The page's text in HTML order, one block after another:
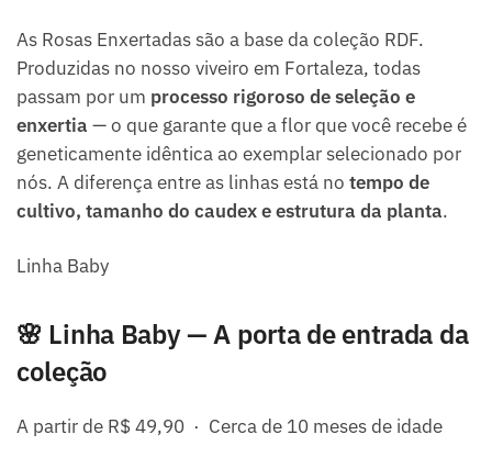
As Rosas Enxertadas são a base da coleção RDF.
Produzidas no nosso viveiro em Fortaleza, todas
passam por um processo rigoroso de seleção e
enxertia — o que garante que a flor que você recebe é
geneticamente idêntica ao exemplar selecionado por
nós. A diferença entre as linhas está no tempo de
cultivo, tamanho do caudex e estrutura da planta.
Linha Baby
🌸 Linha Baby — A porta de entrada da
coleção
A partir de R$ 49,90 · Cerca de 10 meses de idade